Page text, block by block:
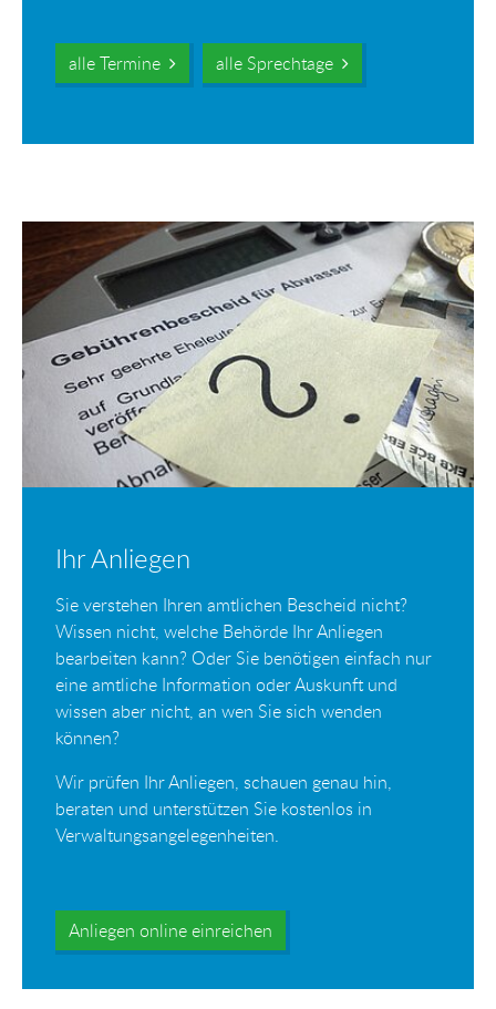
alle Termine alle Sprechtage
Ihr Anliegen
Sie verstehen Ihren amtlichen Bescheid nicht?
Wissen nicht, welche Behörde Ihr Anliegen
bearbeiten kann? Oder Sie benötigen einfach nur
eine amtliche Information oder Auskunft und
wissen aber nicht, an wen Sie sich wenden
können?
Wir prüfen Ihr Anliegen, schauen genau hin,
beraten und unterstützen Sie kostenlos in
Verwaltungsangelegenheiten.
Anliegen online einreichen